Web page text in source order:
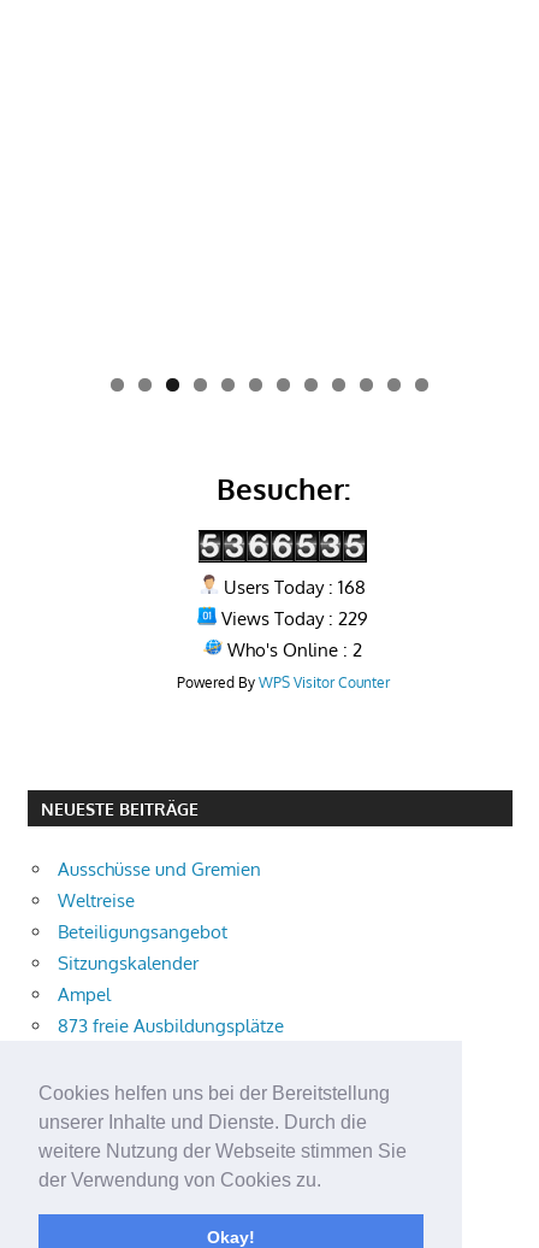
Cookies helfen uns bei der Bereitstellung
unserer Inhalte und Dienste. Durch die
weitere Nutzung der Webseite stimmen Sie
der Verwendung von Cookies zu.
Okay!
0 1 2
Besucher:
Users Today : 168
Views Today : 229
Who's Online : 2
Powered By WPS Visitor Counter
NEUESTE BEITRÄGE
Ausschüsse und Gremien
Weltreise
Beteiligungsangebot
Sitzungskalender
Ampel
873 freie Ausbildungsplätze
Aktuelle Verkehrsmeldungen
Terracliff
Wärmeplanung
Demokratie-Tag 2026
Neuer Jahrgang